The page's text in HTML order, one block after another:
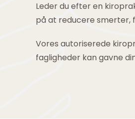
Leder du efter en
på at reducere
Vores autoriserede
fagligheder kan gavne